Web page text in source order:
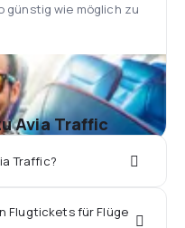
günstig wie möglich zu
Avia Traffic
Traffic?
Flugtickets für Flüge